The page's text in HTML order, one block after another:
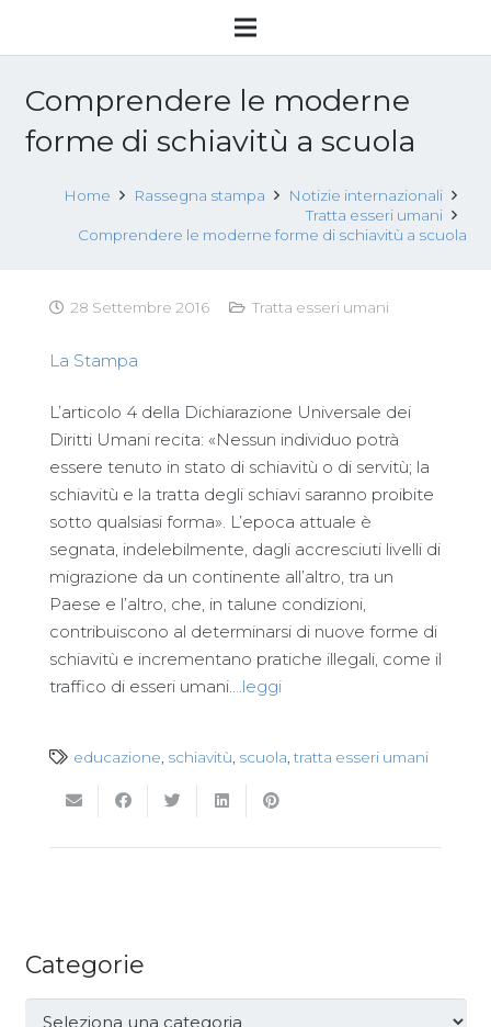
Comprendere le moderne
forme di schiavitù a scuola
Home Rassegna stampa
Notizie internazionali
Tratta esseri umani
Comprendere le moderne forme di schiavitù a scuola
28 Settembre 2016 Tratta esseri umani
La Stampa
L’articolo 4 della Dichiarazione Universale dei
Diritti Umani recita: «Nessun individuo potrà
essere tenuto in stato di schiavitù o di servitù; la
schiavitù e la tratta degli schiavi saranno proibite
sotto qualsiasi forma». L’epoca attuale è
segnata, indelebilmente, dagli accresciuti livelli di
migrazione da un continente all’altro, tra un
Paese e l’altro, che, in talune condizioni,
contribuiscono al determinarsi di nuove forme di
schiavitù e incrementano pratiche illegali, come il
traffico di esseri umani.…leggi
educazione, schiavitù, scuola,tratta esseri umani
Categorie
Categorie